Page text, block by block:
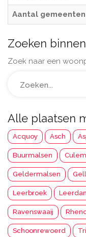
Aantal gemeenten
Zoeken binnen
Zoek naar een
Alle plaatsen
Acquoy Asch
Buurmalsen
Geldermalsen
Leerbroek
Ravenswaaij
Schoonrewoerd